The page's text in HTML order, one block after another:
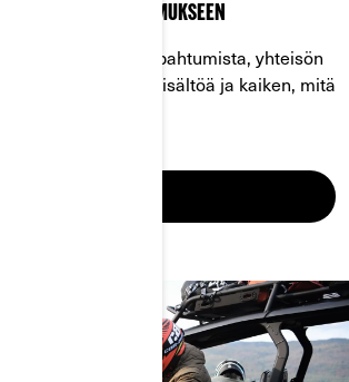
SYVIMPÄÄN OLEMUKSEEN
runsaasti tietoa tapahtumista, yhteisön
suunnattua sisältöä ja kaiken, mitä